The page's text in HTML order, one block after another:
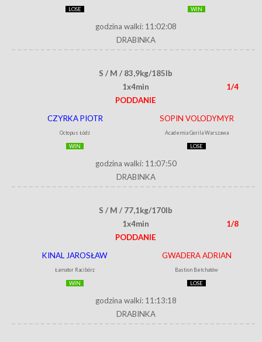
LOSE WIN
godzina walki: 11:02:08
DRABINKA
S / M / 83,9kg/185lb
1x4min
1/4
PODDANIE
CZYRKA PIOTR
Octopus Łódź
WIN
SOPIN VOLODYMYR
Academia Gorila Warszawa
LOSE
godzina walki: 11:07:50
DRABINKA
S / M / 77,1kg/170lb
1x4min
1/8
PODDANIE
KINAL JAROSŁAW
Łamator Racibórz
WIN
GWADERA ADRIAN
Bastion Bełchatów
LOSE
godzina walki: 11:13:18
DRABINKA